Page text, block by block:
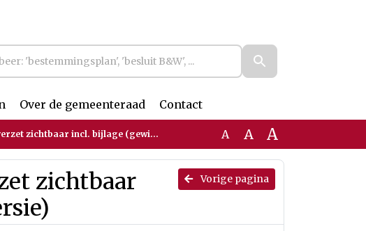
Over de gemeenteraad Contact
incl. bijlage (gewijzigde versie) A A A
Vorige pagina
zichtbaar